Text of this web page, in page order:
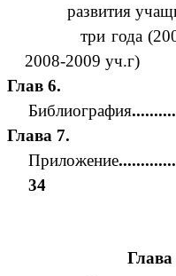
развития
три года (2006-
2008-2009 уч.г)
Глав 6.
Библиография
Глава 7.
Приложение
34